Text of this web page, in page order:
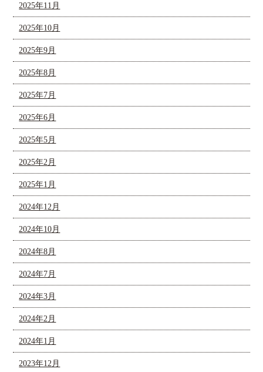
2025年11月
2025年10月
2025年9月
2025年8月
2025年7月
2025年6月
2025年5月
2025年2月
2025年1月
2024年12月
2024年10月
2024年8月
2024年7月
2024年3月
2024年2月
2024年1月
2023年12月